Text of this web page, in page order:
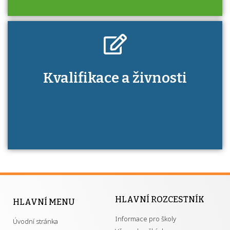
Kdo je to autorizovaná osoba a jaké výhody
má získání autorizace?
Kvalifikace a živnosti
HLAVNÍ MENU
Úvodní stránka
HLAVNÍ ROZCESTNÍK
Informace pro školy